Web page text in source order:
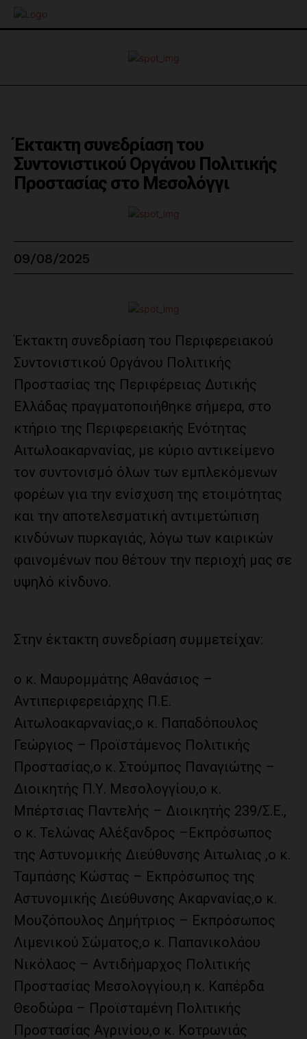
Έκτακτη συνεδρίαση του
Συντονιστικού Οργάνου Πολιτικής
Προστασίας στο Μεσολόγγι
09/08/2025
Έκτακτη συνεδρίαση του Περιφερειακού
Συντονιστικού Οργάνου Πολιτικής
Προστασίας της Περιφέρειας Δυτικής
Ελλάδας πραγματοποιήθηκε σήμερα, στο
κτήριο της Περιφερειακής Ενότητας
Αιτωλοακαρνανίας, με κύριο αντικείμενο
τον συντονισμό όλων των εμπλεκόμενων
φορέων για την ενίσχυση της ετοιμότητας
και την αποτελεσματική αντιμετώπιση
κινδύνων πυρκαγιάς, λόγω των καιρικών
φαινομένων που θέτουν την περιοχή μας σε
υψηλό κίνδυνο.
Στην έκτακτη συνεδρίαση συμμετείχαν:
ο κ. Μαυρομμάτης Αθανάσιος –
Αντιπεριφερειάρχης Π.Ε.
Αιτωλοακαρνανίας,ο κ. Παπαδόπουλος
Γεώργιος – Προϊστάμενος Πολιτικής
Προστασίας,ο κ. Στούμπος Παναγιώτης –
Διοικητής Π.Υ. Μεσολογγίου,ο κ.
Μπέρτσιας Παντελής – Διοικητής 239/Σ.Ε.,
ο κ. Τελώνας Αλέξανδρος –Εκπρόσωπος
της Αστυνομικής Διεύθυνσης Αιτωλιας ,ο κ.
Ταμπάσης Κώστας – Εκπρόσωπος της
Αστυνομικής Διεύθυνσης Ακαρνανίας,ο κ.
Μουζόπουλος Δημήτριος – Εκπρόσωπος
Λιμενικού Σώματος,ο κ. Παπανικολάου
Νικόλαος – Αντιδήμαρχος Πολιτικής
Προστασίας Μεσολογγίου,η κ. Καπέρδα
Θεοδώρα – Προϊσταμένη Πολιτικής
Προστασίας Αγρινίου,ο κ. Κοτρωνιάς